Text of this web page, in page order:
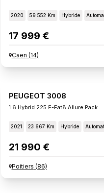
2020 59 552 Km Hybride
17 999 €
Caen (14)
PEUGEOT 3008
1.6 Hybrid 225 E-Eat8 Allure Pack
2021 23 667 Km Hybride
21 990 €
Poitiers (86)